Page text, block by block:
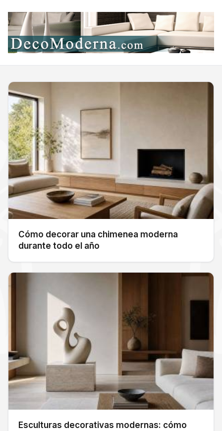
Cómo decorar una chimenea moderna
durante todo el año
Esculturas decorativas modernas: cómo